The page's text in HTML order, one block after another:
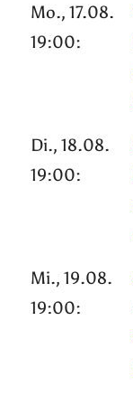
Mo., 17.08.
19:00:
Di., 18.08.
19:00:
Mi., 19.08.
19:00: